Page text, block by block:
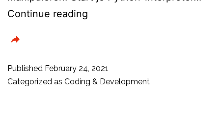
Continue reading
Datastructuren
Published February 24, 2021
Categorized as Coding & Development